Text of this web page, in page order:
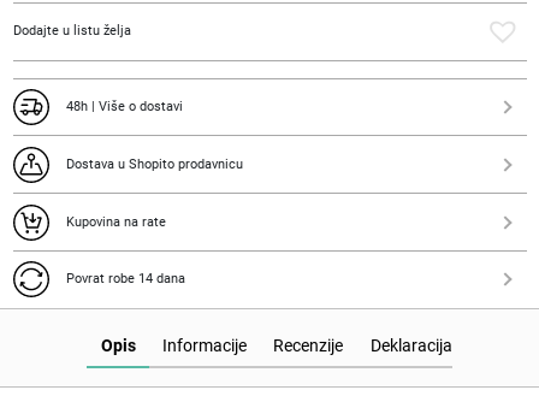
Dodajte u listu želja
48h | Više o dostavi
Dostava u Shopito prodavnicu
Kupovina na rate
Povrat robe 14 dana
Opis Deklaracija
Informacije Recenzije